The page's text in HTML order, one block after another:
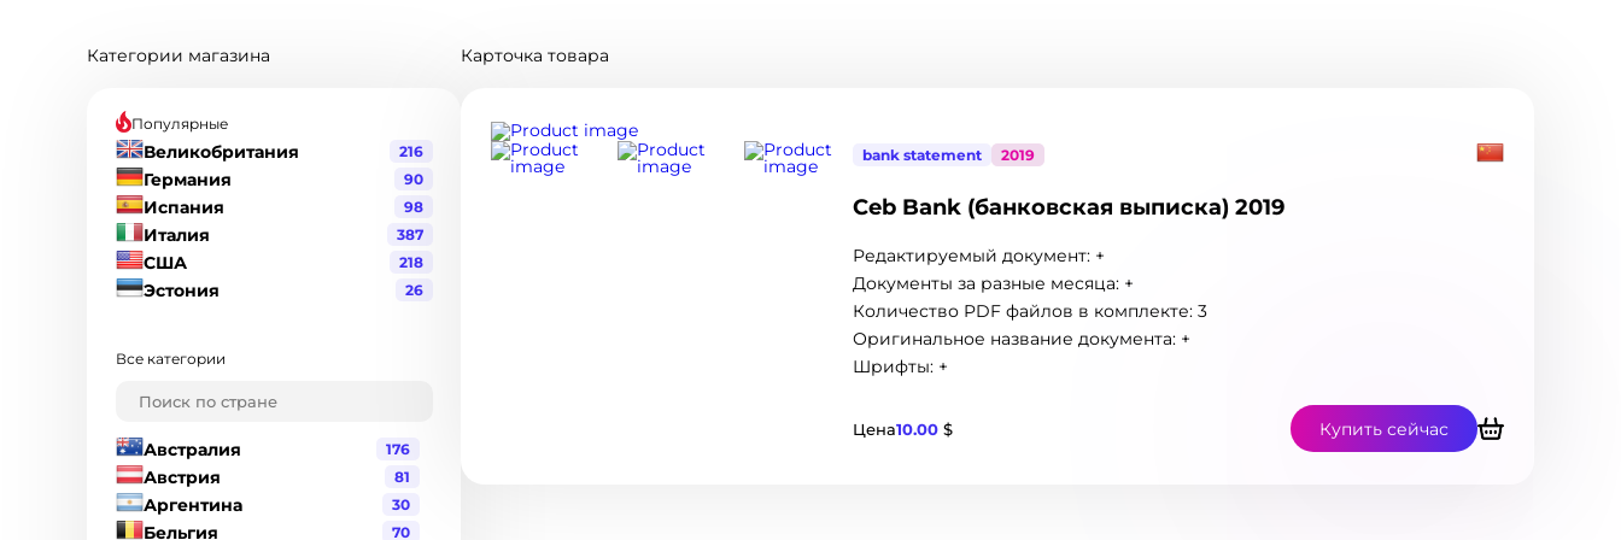
Категории магазина
Популярные
Великобритания 216
Германия 90
Испания 98
Италия 387
США 218
Эстония 26
Все категории
Австралия 176
Австрия 81
Аргентина 30
Бельгия 70
Карточка товара
bank statement 2019
Ceb Bank (банковская выписка) 2019
Редактируемый документ: +
Документы за разные месяца: +
Количество PDF файлов в комплекте: 3
Оригинальное название документа: +
Шрифты: +
Цена10.00 $ Купить сейчас